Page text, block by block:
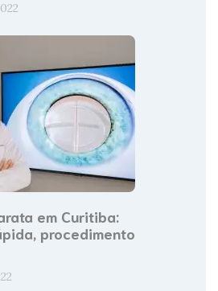
em Curitiba:
procedimento